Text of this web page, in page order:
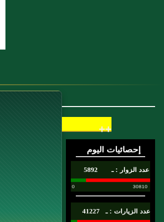
هُرَيْرَةَ سُئِلَا عَنِ الرَّجُلِ يُمَلِّكُ
امْرَأَتَهُ أَمْرَهَا فَتَرُدُّ ذَلِكَ إِلَيْهِ وَلَا تَقْضِي فِيهِ
شَيْئًا فَقَالَا لَيْسَ ذَلِكَ بِطَلَاقٍ
9 : مهاجر بن القبطية المَكّي
10 : [رح1] ــــ عَنْ أَبي هُريرة رضي الله
عنهُ عنِ النبي صَلّى الله عَلَيْهِ وَسَلّم قال:
"سبْعةٌ يظلُّهم الله في ظلِّه يَوْم لا ظلَّ إلا
ظلّه" فَذَكَرَ الحديث وفيهِ "ورجلٌ تصدَّق
++